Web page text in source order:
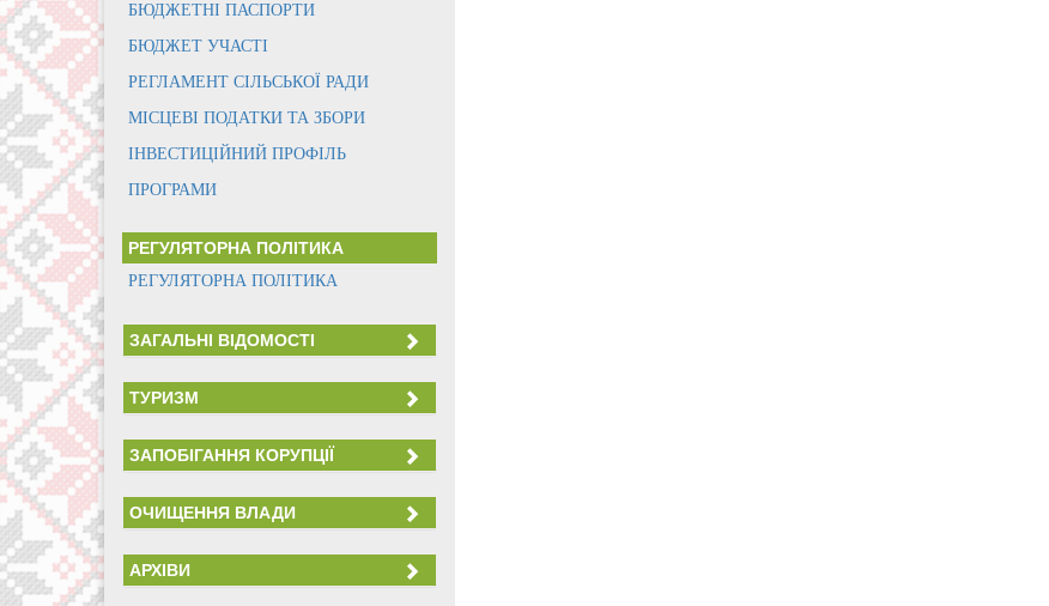
БЮДЖЕТНІ ПАСПОРТИ
БЮДЖЕТ УЧАСТІ
РЕГЛАМЕНТ СІЛЬСЬКОЇ РАДИ
МІСЦЕВІ ПОДАТКИ ТА ЗБОРИ
ІНВЕСТИЦІЙНИЙ ПРОФІЛЬ
ПРОГРАМИ
РЕГУЛЯТОРНА ПОЛІТИКА
РЕГУЛЯТОРНА ПОЛІТИКА
ЗАГАЛЬНІ ВІДОМОСТІ
ТУРИЗМ
ЗАПОБІГАННЯ КОРУПЦІЇ
ОЧИЩЕННЯ ВЛАДИ
АРХІВИ